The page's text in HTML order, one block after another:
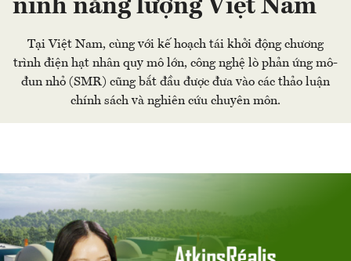
ninh năng lượng Việt Nam
Tại Việt Nam, cùng với kế hoạch tái khởi động chương
trình điện hạt nhân quy mô lớn, công nghệ lò phản ứng mô-
đun nhỏ (SMR) cũng bắt đầu được đưa vào các thảo luận
chính sách và nghiên cứu chuyên môn.